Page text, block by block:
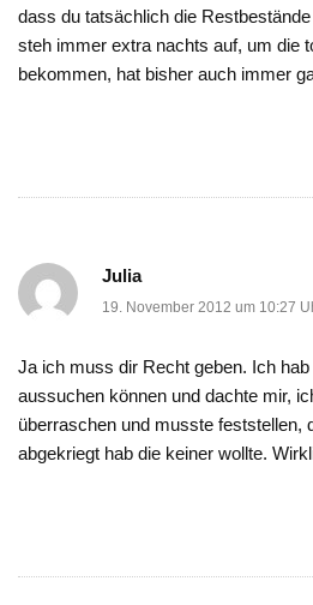
dass du tatsächlich die
steh immer extra nachts auf, um die
bekommen, hat bisher auch immer
Julia
19. November 2012 um 10:27
Ja ich muss dir Recht geben. Ich
aussuchen können und dachte mir,
überraschen und musste feststellen,
abgekriegt hab die keiner wollte.